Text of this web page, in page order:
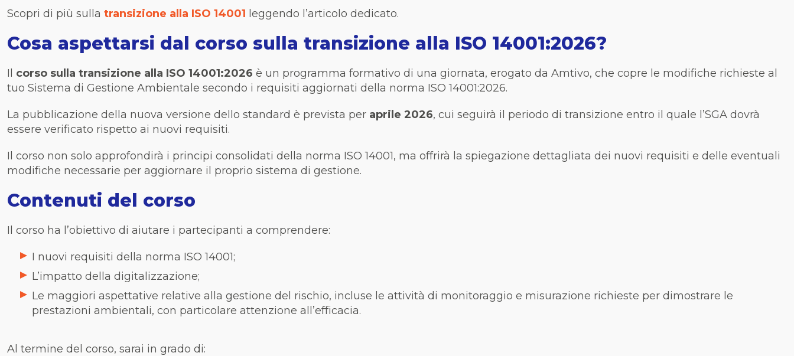
Scopri di più sulla transizione alla ISO 14001 leggendo l’articolo dedicato.
Cosa aspettarsi dal corso sulla transizione alla ISO 14001:2026?
Il corso sulla transizione alla ISO 14001:2026 è un programma formativo di una giornata, erogato da Amtivo, che copre le modifiche richieste al
tuo Sistema di Gestione Ambientale secondo i requisiti aggiornati della norma ISO 14001:2026.
La pubblicazione della nuova versione dello standard è prevista per aprile 2026, cui seguirà il periodo di transizione entro il quale l’SGA dovrà
essere verificato rispetto ai nuovi requisiti.
Il corso non solo approfondirà i principi consolidati della norma ISO 14001, ma offrirà la spiegazione dettagliata dei nuovi requisiti e delle eventuali
modifiche necessarie per aggiornare il proprio sistema di gestione.
Contenuti del corso
Il corso ha l’obiettivo di aiutare i partecipanti a comprendere:
I nuovi requisiti della norma ISO 14001;
L’impatto della digitalizzazione;
Le maggiori aspettative relative alla gestione del rischio, incluse le attività di monitoraggio e misurazione richieste per dimostrare le
prestazioni ambientali, con particolare attenzione all’efficacia.
Al termine del corso, sarai in grado di: